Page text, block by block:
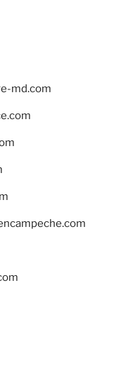
md.com